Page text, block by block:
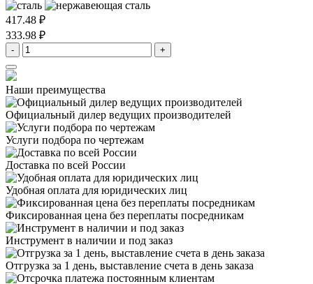
417.48 ₽
333.98 ₽
- +
Наши преимущества
Официальный дилер ведущих производителей
Услуги подбора по чертежам
Доставка по всей России
Удобная оплата для юридических лиц
Фиксированная цена без переплаты посредникам
Инструмент в наличии и под заказ
Отгрузка за 1 день, выставление счета в день заказа